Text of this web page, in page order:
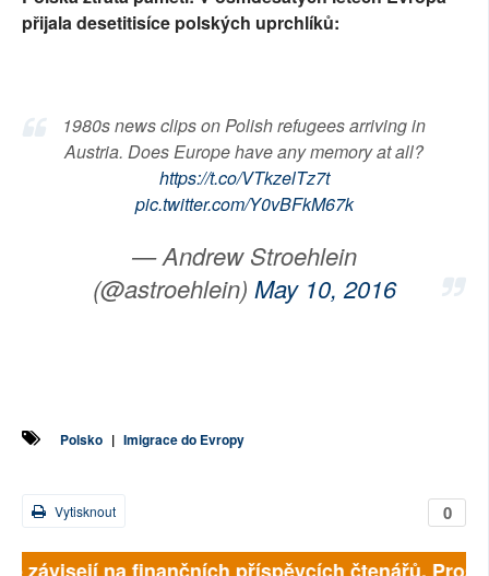
přijala desetitisíce polských uprchlíků:
1980s news clips on Polish refugees arriving in
Austria. Does Europe have any memory at all?
https://t.co/VTkzelTz7t
pic.twitter.com/Y0vBFkM67k
— Andrew Stroehlein
(@astroehlein) May 10, 2016
Polsko | Imigrace do Evropy
0
Vytisknout